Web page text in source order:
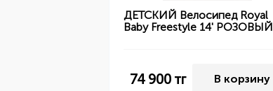
ДЕТСКИЙ Велосипед Royal
Baby Freestyle 14' РОЗОВЫЙ
74 900тг В корзину